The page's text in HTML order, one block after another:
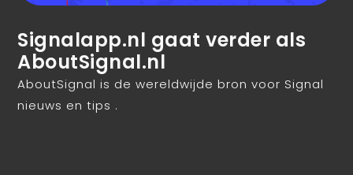
Signalapp.nl gaat verder als
AboutSignal.nl
AboutSignal is de wereldwijde bron voor Signal
nieuws en tips .